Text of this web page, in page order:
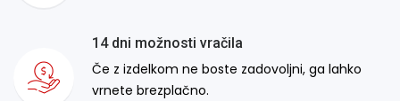
14 dni možnosti vračila
Če z izdelkom ne boste zadovoljni, ga lahko
vrnete brezplačno.